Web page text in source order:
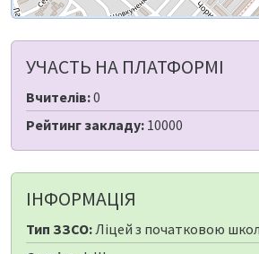
УЧАСТЬ НА ПЛАТФОРМІ
Вчителів:0
Рейтинг закладу: 10000
ІНФОРМАЦІЯ
Тип ЗЗСО:Ліцей з початковою